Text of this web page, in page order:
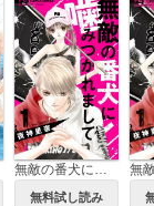
無料試し読み